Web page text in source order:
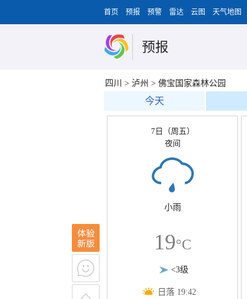
首页 预报 预警 雷达 云图 天气地图
预报
四川 > 泸州 > 佛宝国家森林公园
今天
7日（周五）
夜间
小雨
19°C
<3级
日落 19:42